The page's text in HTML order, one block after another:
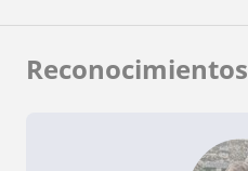
Reconocimientos